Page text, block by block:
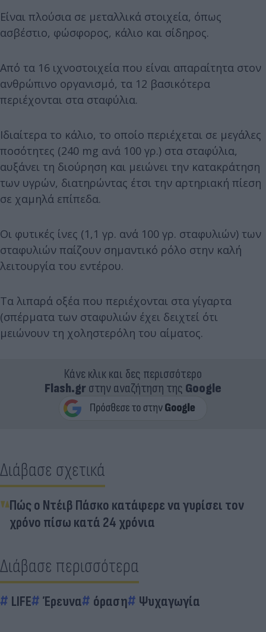
Είναι πλούσια σε μεταλλικά στοιχεία, όπως
ασβέστιο, φώσφορος, κάλιο και σίδηρος.
Από τα 16 ιχνοστοιχεία που είναι απαραίτητα στον
ανθρώπινο οργανισμό, τα 12 βασικότερα
περιέχονται στα σταφύλια.
Ιδιαίτερα το κάλιο, το οποίο περιέχεται σε μεγάλες
ποσότητες (240 mg ανά 100 γρ.) στα σταφύλια,
αυξάνει τη διούρηση και μειώνει την κατακράτηση
των υγρών, διατηρώντας έτσι την αρτηριακή πίεση
σε χαμηλά επίπεδα.
Οι φυτικές ίνες (1,1 γρ. ανά 100 γρ. σταφυλιών) των
σταφυλιών παίζουν σημαντικό ρόλο στην καλή
λειτουργία του εντέρου.
Τα λιπαρά οξέα που περιέχονται στα γίγαρτα
(σπέρματα των σταφυλιών έχει δειχτεί ότι
μειώνουν τη χοληστερόλη του αίματος.
Κάνε κλικ και δες περισσότερο
Flash.grστην αναζήτηση της Google
Διάβασε σχετικά
Πώς ο Ντέιβ Πάσκο κατάφερε να γυρίσει τον
χρόνο πίσω κατά 24 χρόνια
Διάβασε περισσότερα
LIFE Έρευνα όραση Ψυχαγωγία